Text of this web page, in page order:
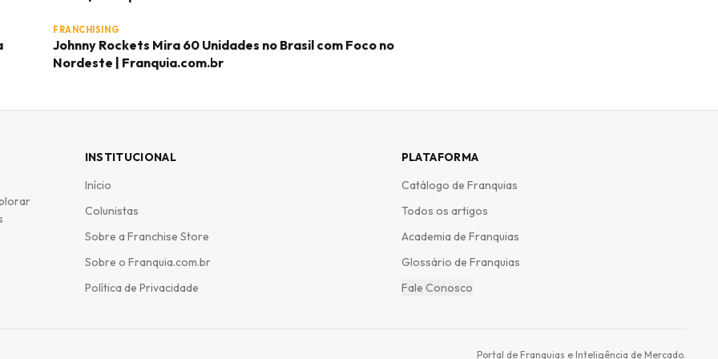
FRANCHISING
Johnny Rockets Mira 60 Unidades no Brasil com Foco no
Nordeste | Franquia.com.br
INSTITUCIONAL
Início
Colunistas
Sobre a Franchise Store
Sobre o Franquia.com.br
Política de Privacidade
PLATAFORMA
Catálogo de Franquias
Todos os artigos
Academia de Franquias
Glossário de Franquias
Fale Conosco
Portal de Franquias e Inteligência de Mercado.